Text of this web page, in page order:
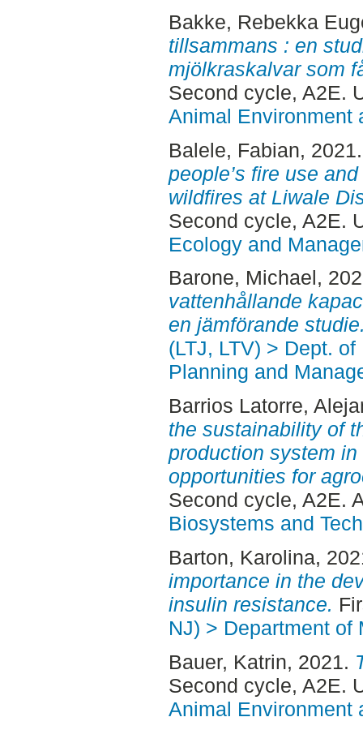
Bakke, Rebekka
tillsammans : en
mjölkraskalvar som
Second cycle, A2E.
Animal Environment
Balele, Fabian,
people’s fire use
wildfires at Liwale
Second cycle, A2E.
Ecology and
Barone, Michael,
vattenhållande
en jämförande
(LTJ, LTV) > Dept.
Planning and
Barrios Latorre,
the sustainability of
production system
opportunities for
Second cycle, A2E.
Biosystems and
Barton, Karolina,
importance in the
insulin resistance.
NJ) > Department of
Bauer, Katrin, 2021.
Second cycle, A2E.
Animal Environment